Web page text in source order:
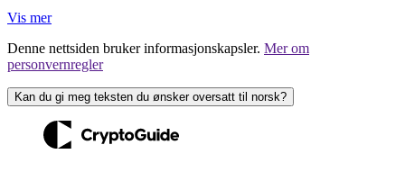
Vis mer
Denne nettsiden bruker informasjonskapsler. Mer om
personvernregler
Kan du gi meg teksten du ønsker oversatt til norsk?